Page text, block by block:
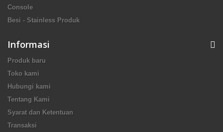
Console
Besi - Stainless Produk
Informasi
Produk baru
Toko kami
Hubungi kami
Tentang Kami
Syarat dan Ketentuan
Transaksi